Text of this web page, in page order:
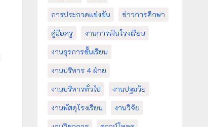
การประกวดแข่งขัน
ข่าวการศึกษา
คู่มือครู
งานการเงินโรงเรียน
งานธุรการชั้นเรียน
งานบริหาร 4 ฝ่าย
งานบริหารทั่วไป
งานปฐมวัย
งานพัสดุโรงเรียน
งานวิจัย